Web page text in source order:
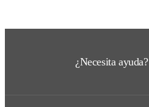
¿Necesita ayuda?